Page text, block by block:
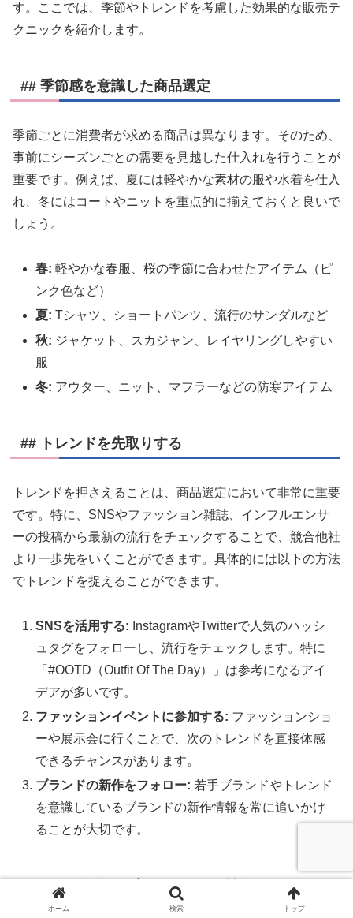
す。ここでは、季節やトレンドを考慮した効果的な販売テ
クニックを紹介します。
## 季節感を意識した商品選定
季節ごとに消費者が求める商品は異なります。そのため、
事前にシーズンごとの需要を見越した仕入れを行うことが
重要です。例えば、夏には軽やかな素材の服や水着を仕入
れ、冬にはコートやニットを重点的に揃えておくと良いで
しょう。
春: 軽やかな春服、桜の季節に合わせたアイテム（ピ
ンク色など）
夏: Tシャツ、ショートパンツ、流行のサンダルなど
秋: ジャケット、スカジャン、レイヤリングしやすい
服
冬: アウター、ニット、マフラーなどの防寒アイテム
## トレンドを先取りする
トレンドを押さえることは、商品選定において非常に重要
です。特に、SNSやファッション雑誌、インフルエンサ
ーの投稿から最新の流行をチェックすることで、競合他社
より一歩先をいくことができます。具体的には以下の方法
でトレンドを捉えることができます。
SNSを活用する: InstagramやTwitterで人気のハッシ
ュタグをフォローし、流行をチェックします。特に
「#OOTD（Outfit Of The Day）」は参考になるアイ
デアが多いです。
ファッションイベントに参加する: ファッションショ
ーや展示会に行くことで、次のトレンドを直接体感
できるチャンスがあります。
ブランドの新作をフォロー: 若手ブランドやトレンド
を意識しているブランドの新作情報を常に追いかけ
ることが大切です。
## シーズン毎のプロモーション戦略
ホーム 検索 トップ